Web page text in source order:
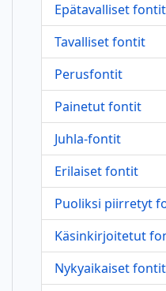
Epätavalliset fontit
Tavalliset fontit
Perusfontit
Painetut fontit
Juhla-fontit
Erilaiset fontit
Puoliksi piirretyt
Käsinkirjoitetut
Nykyaikaiset fontit